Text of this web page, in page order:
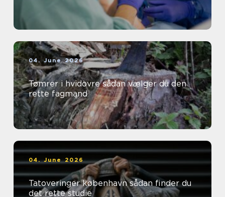
04. June 2026
Tømrer i hvidovre sådan vælger du den
rette fagmand
04. June 2026
Tatoveringer københavn sådan finder du
det rette studie